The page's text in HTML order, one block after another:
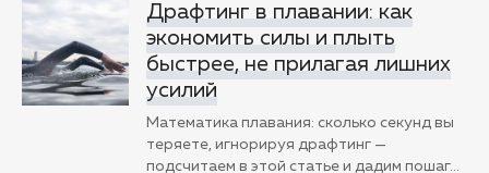
Драфтинг в плавании: как
экономить силы и плыть
быстрее, не прилагая лишних
усилий
Математика плавания: сколько секунд вы
теряете, игнорируя драфтинг —
подсчитаем в этой статье и дадим пошаг…